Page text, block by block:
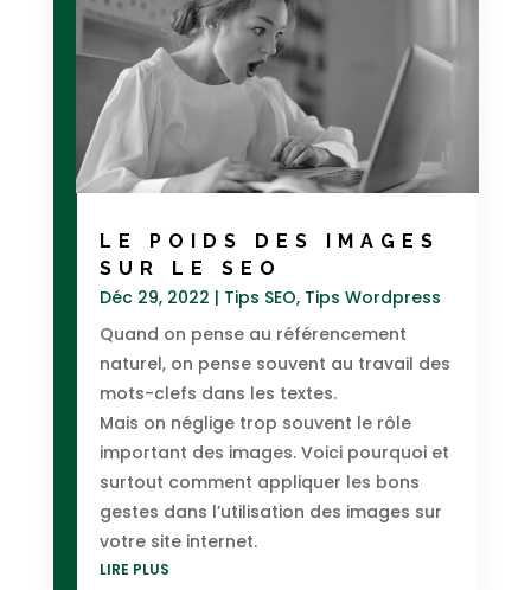
LE POIDS DES IMAGES
SUR LE SEO
Déc 29, 2022 | Tips SEO, Tips Wordpress
Quand on pense au référencement
naturel, on pense souvent au travail des
mots-clefs dans les textes.
Mais on néglige trop souvent le rôle
important des images. Voici pourquoi et
surtout comment appliquer les bons
gestes dans l’utilisation des images sur
votre site internet.
LIRE PLUS